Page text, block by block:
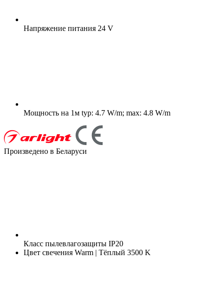
Напряжение питания 24 V
Мощность на 1м typ: 4.7 W/m; max: 4.8 W/m
Произведено в Беларуси
Класс пылевлагозащиты IP20
Цвет свечения Warm | Тёплый 3500 K